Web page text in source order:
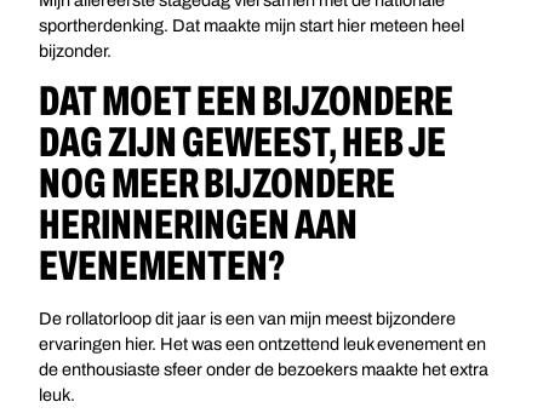
sportherdenking. Dat maakte mijn start hier meteen heel
bijzonder.
DAT MOET EEN BIJZONDERE
DAG ZIJN GEWEEST, HEB JE
NOG MEER BIJZONDERE
HERINNERINGEN AAN
EVENEMENTEN?
De rollatorloop dit jaar is een van mijn meest bijzondere
ervaringen hier. Het was een ontzettend leuk evenement en
de enthousiaste sfeer onder de bezoekers maakte het extra
leuk.